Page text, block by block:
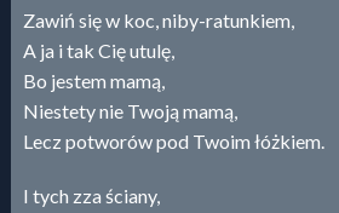
Zawiń się w koc, niby-ratunkiem,
A ja i tak Cię utulę,
Bo jestem mamą,
Niestety nie Twoją mamą,
Lecz potworów pod Twoim łóżkiem.
I tych zza ściany,